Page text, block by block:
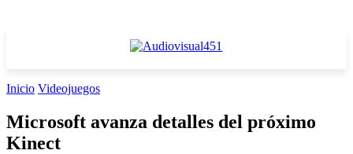
Inicio Videojuegos
Microsoft avanza detalles del próximo
Kinect